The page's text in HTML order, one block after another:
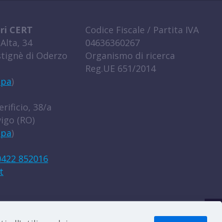
CERT
34
di Oderzo
)
38/a
(RO)
)
852016
Codice Fiscale / Partita IVA
04636360267
Organismo di ricerca
Reg.UE 651/2014